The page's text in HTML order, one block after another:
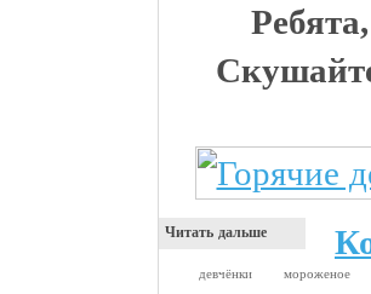
Читать дальше
девчёнки мороженое